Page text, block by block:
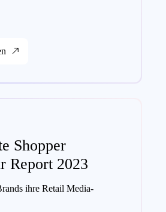
Shopper
Report 2023
ihre Retail Media-